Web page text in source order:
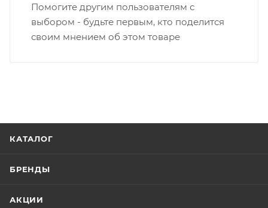
Помогите другим пользователям с
выбором - будьте первым, кто поделится
своим мнением об этом товаре
КАТАЛОГ
БРЕНДЫ
АКЦИИ